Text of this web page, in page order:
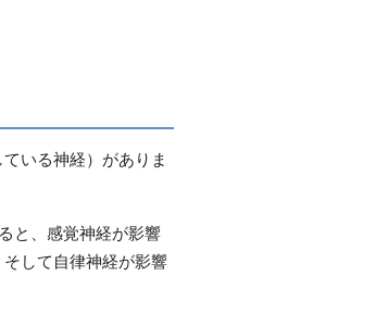
いる神経）がありま
と、感覚神経が影響
して自律神経が影響